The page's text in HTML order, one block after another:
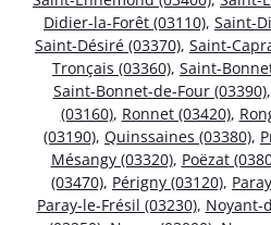
Didier-la-Forêt (03110), Saint-
Saint-Désiré (03370), Saint-
Tronçais (03360), Saint-
Saint-Bonnet-de-Four (03390),
(03160), Ronnet (03420),
(03190), Quinssaines (03380),
Mésangy (03320), Poëzat
(03470), Périgny (03120),
Paray-le-Frésil (03230), Noyant-